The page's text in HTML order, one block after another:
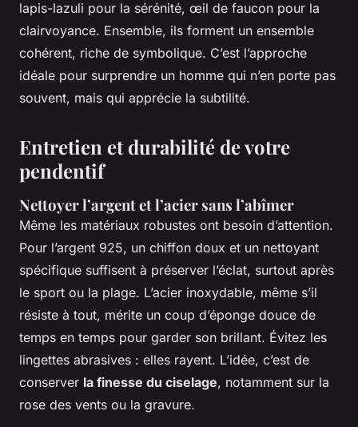
lapis-lazuli pour la sérénité, œil de faucon pour la
clairvoyance. Ensemble, ils forment un ensemble
cohérent, riche de symbolique. C’est l’approche
idéale pour surprendre un homme qui n’en porte pas
souvent, mais qui apprécie la subtilité.
Entretien et durabilité de votre
pendentif
Nettoyer l’argent et l’acier sans l’abîmer
Même les matériaux robustes ont besoin d’attention.
Pour l’argent 925, un chiffon doux et un nettoyant
spécifique suffisent à préserver l’éclat, surtout après
le sport ou la plage. L’acier inoxydable, même s’il
résiste à tout, mérite un coup d’éponge douce de
temps en temps pour garder son brillant. Évitez les
lingettes abrasives : elles rayent. L’idée, c’est de
conserver la finesse du ciselage, notamment sur la
rose des vents ou la gravure.